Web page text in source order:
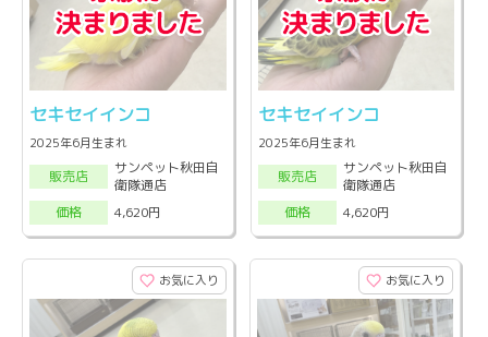
セキセイインコ
2025年6月生まれ
販売店
サンペット秋田自
衛隊通店
価格
4,620円
セキセイインコ
2025年6月生まれ
販売店
サンペット秋田自
衛隊通店
価格
4,620円
お気に入り お気に入り